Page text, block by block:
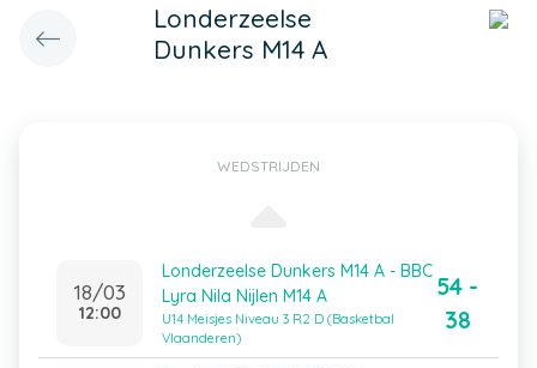
Londerzeelse
Dunkers M14 A
WEDSTRIJDEN
18/03
12:00
Londerzeelse Dunkers M14 A - BBC
Lyra Nila Nijlen M14 A
U14 Meisjes Niveau 3 R2 D (Basketbal
Vlaanderen)
54 -
38